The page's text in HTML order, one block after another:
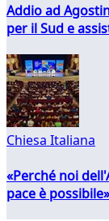
Addio ad
per il Sud e
Chiesa Italiana
«Perché noi
pace è possibile»